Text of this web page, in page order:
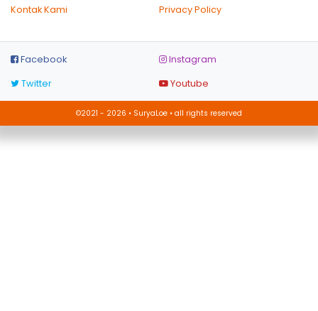
Kontak Kami
Privacy Policy
Facebook
Instagram
Twitter
Youtube
©2021 - 2026 • SuryaLoe • all rights reserved